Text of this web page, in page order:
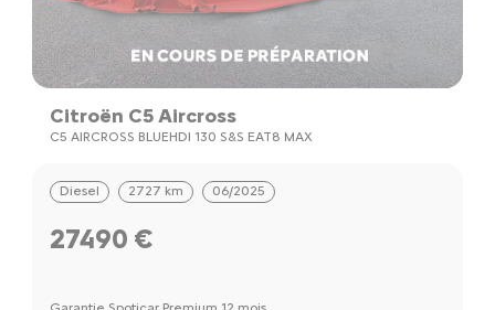
Citroën C5 Aircross
C5 AIRCROSS BLUEHDI 130 S&S EAT8 MAX
Diesel 2727 km 06/2025
27490 €